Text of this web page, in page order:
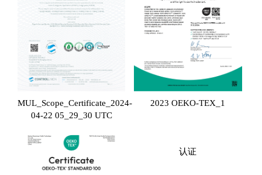
MUL_Scope_Certificate_2024-
04-22 05_29_30 UTC
2023 OEKO-TEX_1
认证